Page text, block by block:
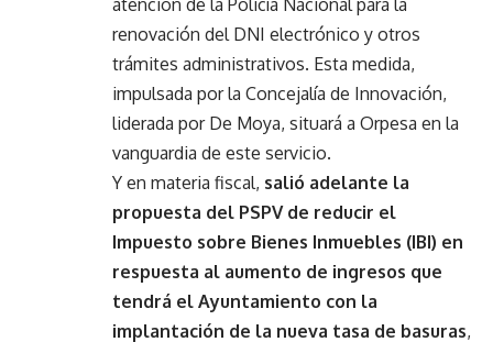
renovación del DNI electrónico y otros
trámites administrativos. Esta medida,
impulsada por la Concejalía de Innovación,
liderada por De Moya, situará a Orpesa en la
vanguardia de este servicio.
Y en materia fiscal, salió adelante la
propuesta del PSPV de reducir el
Impuesto sobre Bienes Inmuebles (IBI) en
respuesta al aumento de ingresos que
tendrá el Ayuntamiento con la
implantación de la nueva tasa de basuras,